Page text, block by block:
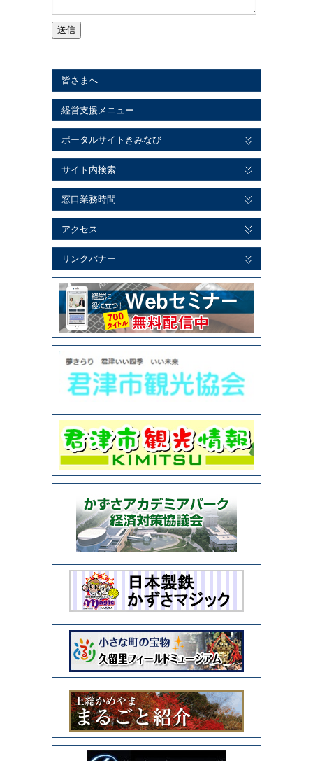
皆さまへ
経営支援メニュー
ポータルサイトきみなび
サイト内検索
窓口業務時間
アクセス
リンクバナー